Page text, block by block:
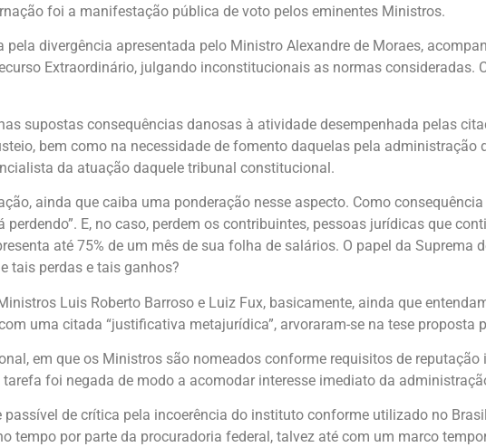
foi a manifestação pública de voto pelos eminentes Ministros.
divergência apresentada pelo Ministro Alexandre de Moraes,
Extraordinário, julgando inconstitucionais as normas
supostas consequências danosas à atividade desempenhada pelas
bem como na necessidade de fomento daquelas pela
da atuação daquele tribunal constitucional.
ainda que caiba uma ponderação nesse aspecto. Como
perdendo”. E, no caso, perdem os contribuintes, pessoas jurídicas que
até 75% de um mês de sua folha de salários. O papel da Suprema
tais perdas e tais ganhos?
Luis Roberto Barroso e Luiz Fux, basicamente, ainda que
uma citada “justificativa metajurídica”, arvoraram-se na tese proposta
em que os Ministros são nomeados conforme requisitos de
foi negada de modo a acomodar interesse imediato da
passível de crítica pela incoerência do instituto conforme utilizado no
tempo por parte da procuradoria federal, talvez até com um marco